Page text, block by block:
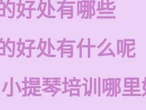
好处有哪些
好处有什么呢
提琴培训哪